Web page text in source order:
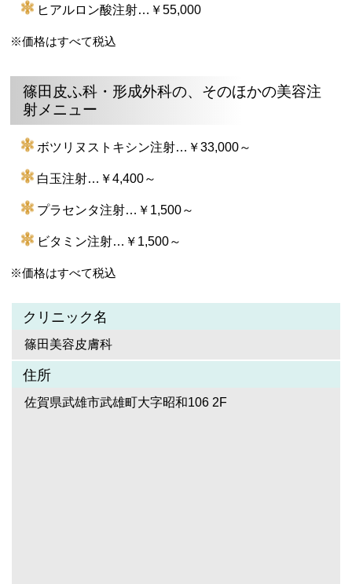
ヒアルロン酸注射…￥55,000
※価格はすべて税込
篠田皮ふ科・形成外科の、そのほかの美容注
射メニュー
ボツリヌストキシン注射…￥33,000～
白玉注射…￥4,400～
プラセンタ注射…￥1,500～
ビタミン注射…￥1,500～
※価格はすべて税込
クリニック名
篠田美容皮膚科
住所
佐賀県武雄市武雄町大字昭和106 2F